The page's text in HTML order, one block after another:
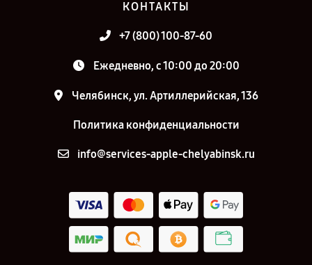
КОНТАКТЫ
+7 (800) 100-87-60
Ежедневно, с 10:00 до 20:00
Челябинск, ул. Артиллерийская, 136
Политика конфиденциальности
info@services-apple-chelyabinsk.ru